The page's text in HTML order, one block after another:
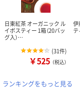
日東紅茶 オーガニック ル
イボスティー 1箱（20バッ
グ入）…
(31件)
￥525 （税込）
伊
ランキングをもっと見る